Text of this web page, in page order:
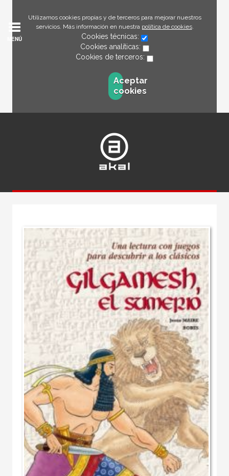
Utilizamos cookies propias y de terceros para mejorar nuestros
servicios. Más información en nuestra política de cookies.
Cookies técnicas:
Cookies analíticas:
Cookies de terceros:
Aceptar
cookies
MENÚ